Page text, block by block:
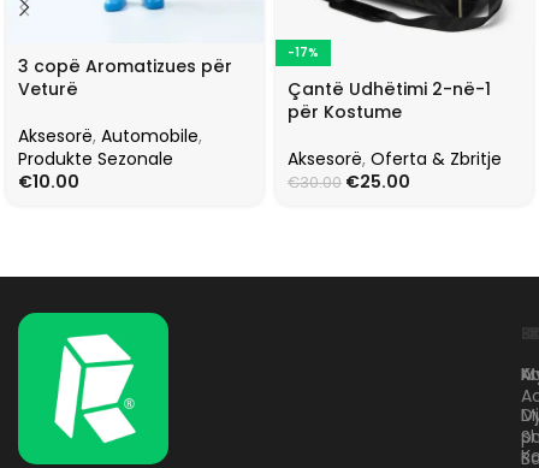
3 copë Aromatizues për
Veturë
Aksesorë, Automobile,
Produkte Sezonale
€10.00
-17%
Çantë Udhëtimi 2-në-1
për Kostume
Aksesorë, Oferta & Zbritje
€30.00 €25.00